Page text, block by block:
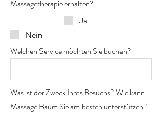
Massagetherapie erhalten?
Ja
Nein
Welchen Service möchten Sie buchen?
Was ist der Zweck Ihres Besuchs? Wie kann
Massage Baum Sie am besten unterstützen?